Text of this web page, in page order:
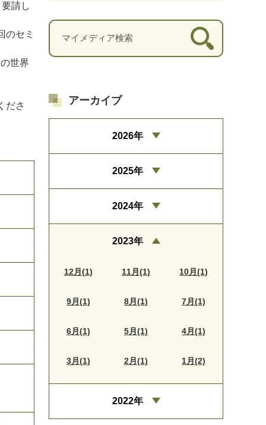
請し
のセミ
世界
ださ アーカイブ
2026年
2025年
2024年
2023年
12月(1) 11月(1) 10月(1)
9月(1) 8月(1) 7月(1)
6月(1) 5月(1) 4月(1)
3月(1) 2月(1) 1月(2)
2022年